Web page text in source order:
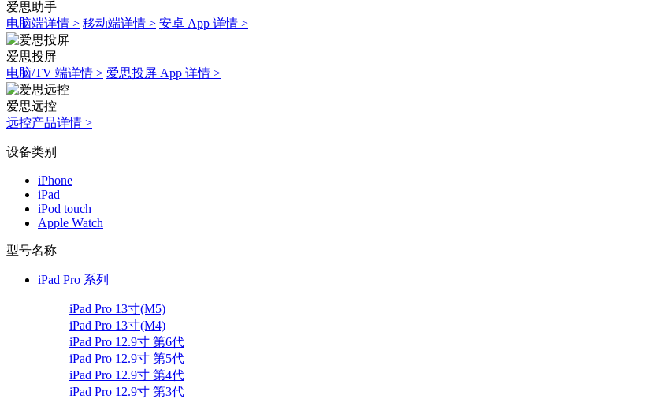
爱思助手
电脑端详情 > 移动端详情 > 安卓 App 详情 >
爱思投屏
电脑/TV 端详情 > 爱思投屏 App 详情 >
爱思远控
远控产品详情 >
设备类别
iPhone
iPad
iPod touch
Apple Watch
型号名称
iPad Pro 系列
iPad Pro 13寸(M5)
iPad Pro 13寸(M4)
iPad Pro 12.9寸 第6代
iPad Pro 12.9寸 第5代
iPad Pro 12.9寸 第4代
iPad Pro 12.9寸 第3代